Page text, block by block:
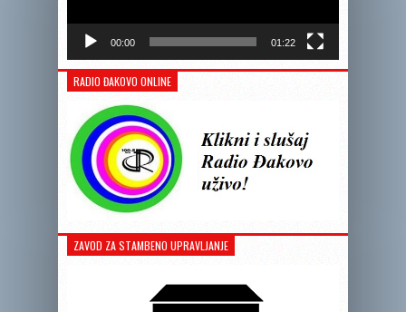
00:00 01:22
RADIO ĐAKOVO ONLINE
ZAVOD ZA STAMBENO UPRAVLJANJE